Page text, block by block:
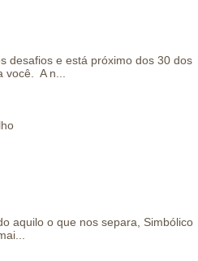
desafios e está próximo dos 30 dos
A n...
aquilo o que nos separa, Simbólico